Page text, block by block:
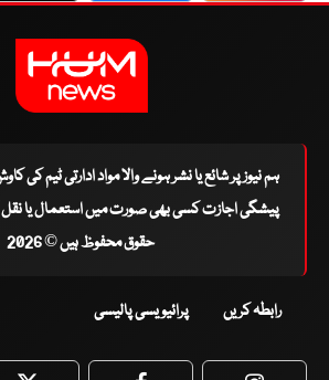
ہم نیوز پر شائع یا نشر ہونے والا مواد ادارتی ٹیم کی
پیشگی اجازت کسی بھی صورت میں استعمال یا نقل
حقوق محفوظ ہیں © 2026
رابطہ کریں پرائیویسی پالیسی